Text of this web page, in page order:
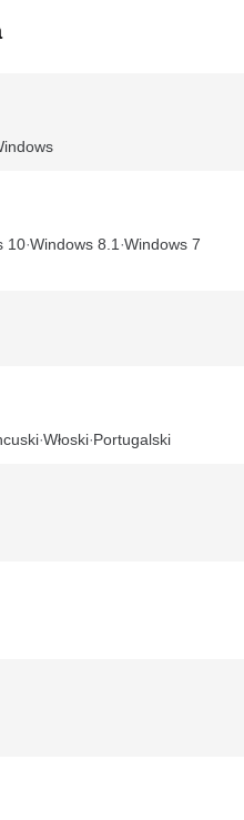
10 Windows 8.1 Windows 7
Włoski Portugalski